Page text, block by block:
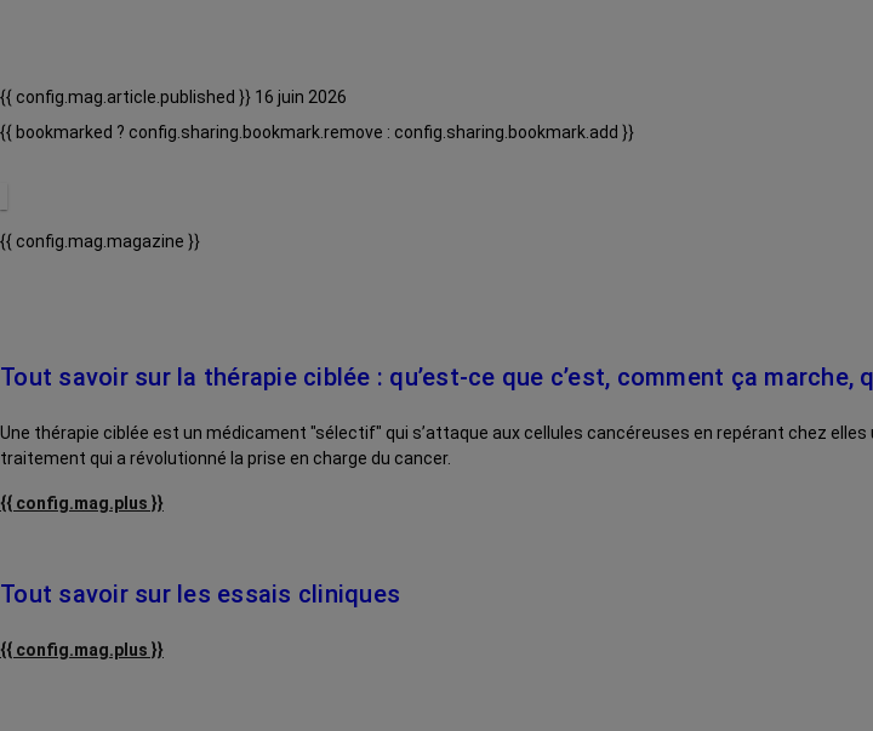
{{ config.mag.article.published }} 16 juin 2026
{{ bookmarked ? config.sharing.bookmark.remove : config.sharing.bookmark.add }}
{{ config.mag.magazine }}
Tout savoir sur la thérapie ciblée : qu’est-ce que c’est, comment ça
Une thérapie ciblée est un médicament "sélectif" qui s’attaque aux cellules cancéreuses en repérant chez
traitement qui a révolutionné la prise en charge du cancer.
{{ config.mag.plus }}
Tout savoir sur les essais cliniques
{{ config.mag.plus }}